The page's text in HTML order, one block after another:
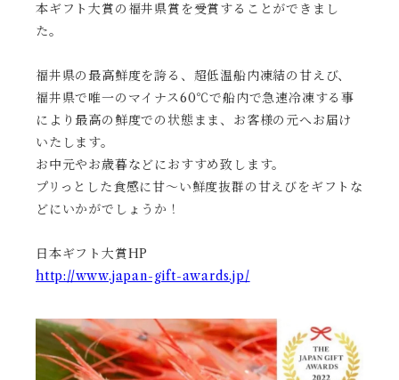
本ギフト大賞の福井県賞を受賞することができまし
た。
福井県の最高鮮度を誇る、超低温船内凍結の甘えび、
福井県で唯一のマイナス60℃で船内で急速冷凍する事
により最高の鮮度での状態まま、お客様の元へお届け
いたします。
お中元やお歳暮などにおすすめ致します。
プリっとした食感に甘〜い鮮度抜群の甘えびをギフトな
どにいかがでしょうか！
日本ギフト大賞HP
http://www.japan-gift-awards.jp/